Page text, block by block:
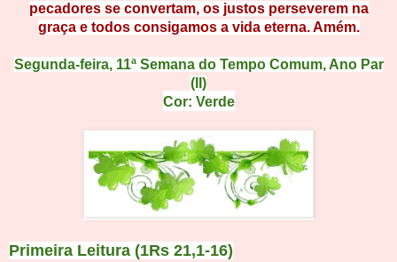
pecadores se convertam, os justos perseverem na
graça e todos consigamos a vida eterna. Amém.
Segunda-feira, 11ª Semana do Tempo Comum, Ano Par
(II)
Cor: Verde
Primeira Leitura (1Rs 21,1-16)